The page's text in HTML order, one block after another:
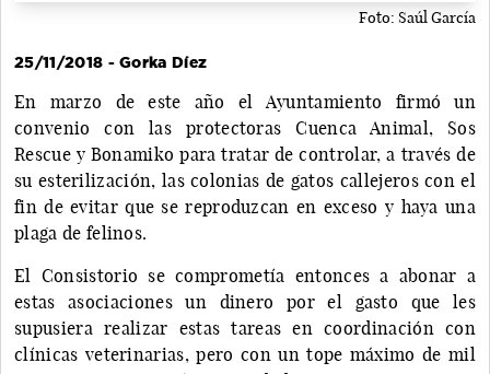
Foto: Saúl García
25/11/2018 - Gorka Díez
En marzo de este año el Ayuntamiento firmó un
convenio con las protectoras Cuenca Animal, Sos
Rescue y Bonamiko para tratar de controlar, a través de
su esterilización, las colonias de gatos callejeros con el
fin de evitar que se reproduzcan en exceso y haya una
plaga de felinos.
El Consistorio se comprometía entonces a abonar a
estas asociaciones un dinero por el gasto que les
supusiera realizar estas tareas en coordinación con
clínicas veterinarias, pero con un tope máximo de mil